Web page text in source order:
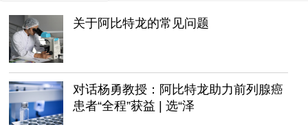
关于阿比特龙的常见问题
对话杨勇教授：阿比特龙助力前列腺癌
患者“全程”获益 | 选“泽